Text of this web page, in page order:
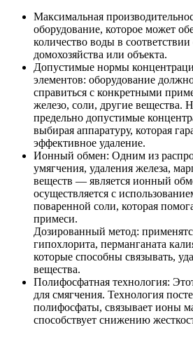
Максимальная
оборудование, которое может
количество воды в
домохозяйства или объекта.
Допустимые нормы
элементов: оборудование
справиться с конкретными
железо, соли, другие вещества.
предельно допустимые
выбирая аппаратуру, которая
эффективное удаление.
Ионный обмен: Одним из
умягчения, удаления железа,
веществ — является ионный
осуществляется с
поваренной соли, которая
примеси.
Дозированный метод:
гипохлорита, перманганата
которые способны связывать,
вещества.
Полифосфатная технология:
для смягчения. Технология
полифосфаты, связывает ионы
способствует снижению